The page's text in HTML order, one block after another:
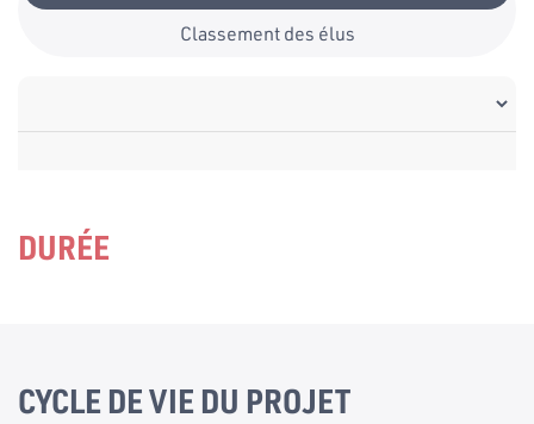
Classement des élus
DURÉE
CYCLE DE VIE DU PROJET